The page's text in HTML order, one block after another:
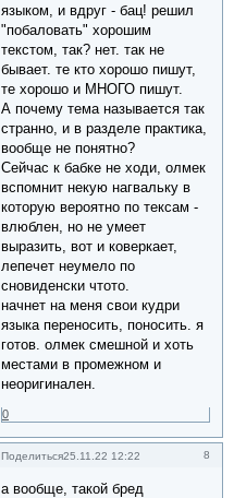
языком, и вдруг - бац! решил
"побаловать" хорошим
текстом, так? нет. так не
бывает. те кто хорошо пишут,
те хорошо и МНОГО пишут.
А почему тема называется так
странно, и в разделе практика,
вообще не понятно?
Сейчас к бабке не ходи, олмек
вспомнит некую нагвальку в
которую вероятно по тексам -
влюблен, но не умеет
выразить, вот и коверкает,
лепечет неумело по
сновиденски чтото.
начнет на меня свои кудри
языка переносить, поносить. я
готов. олмек смешной и хоть
местами в промежном и
неоригинален.
0
Поделиться 8
25.11.22 12:22
а вообще, такой бред